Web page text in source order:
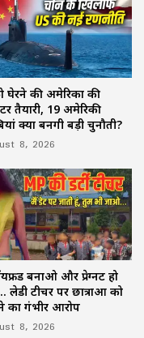
घेरने की अमेरिका की
तैयारी, 19 अमेरिकी
क्यों बनेंगी बड़ी चुनौती?
8, 2026
बनाओ और प्रेग्नेंट हो
लेडी टीचर पर छात्राओं को
का गंभीर आरोप
8, 2026